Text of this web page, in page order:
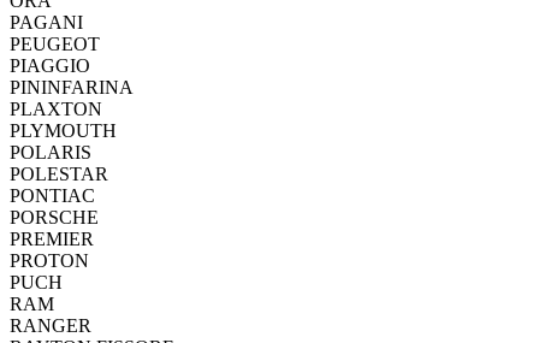
PAGANI
PEUGEOT
PIAGGIO
PININFARINA
PLAXTON
PLYMOUTH
POLARIS
POLESTAR
PONTIAC
PORSCHE
PREMIER
PROTON
PUCH
RAM
RANGER